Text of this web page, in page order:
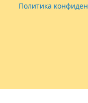
Политика